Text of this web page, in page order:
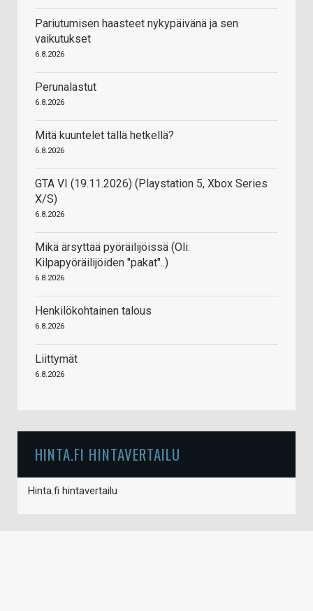
Pariutumisen haasteet nykypäivänä ja sen
vaikutukset
6.8.2026
Perunalastut
6.8.2026
Mitä kuuntelet tällä hetkellä?
6.8.2026
GTA VI (19.11.2026) (Playstation 5, Xbox Series
X/S)
6.8.2026
Mikä ärsyttää pyöräilijöissä (Oli:
Kilpapyöräilijöiden "pakat"..)
6.8.2026
Henkilökohtainen talous
6.8.2026
Liittymät
6.8.2026
HINTA.FI HINTAVERTAILU
Hinta.fi hintavertailu